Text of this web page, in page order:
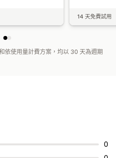
14 天免費試用
依使用量計費方案，均以 30 天為週期
0